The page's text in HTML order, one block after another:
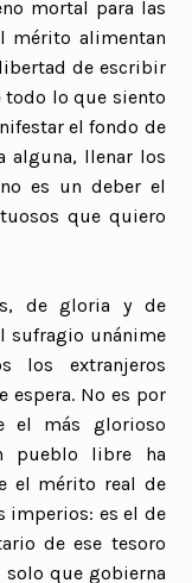
mortal para las
mérito alimentan
de escribir
todo lo que siento
el fondo de
alguna, llenar los
es un deber el
que quiero
de gloria y de
sufragio unánime
los extranjeros
espera. No es por
el más glorioso
pueblo libre ha
el mérito real de
imperios: es el de
de ese tesoro
solo que gobierna